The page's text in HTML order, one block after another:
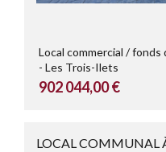
Local commercial / fonds
Les Trois-Ilets
902 044,00 €
LOCAL COMMUNAL